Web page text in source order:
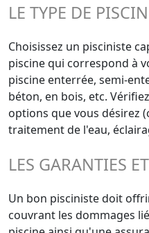
LE TYPE DE
Choisissez un pisciniste
piscine qui correspond à
piscine enterrée, semi-
béton, en bois, etc.
options que vous désirez
traitement de l'eau,
LES GARANTIES
Un bon pisciniste doit
couvrant les dommages